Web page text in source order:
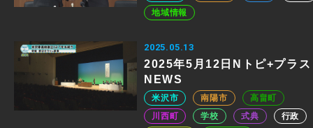
地域情報
2025.05.13
2025年5月12日Nトピ+プラス
NEWS
米沢市 南陽市
高畠町
川西町
学校 式典
行政